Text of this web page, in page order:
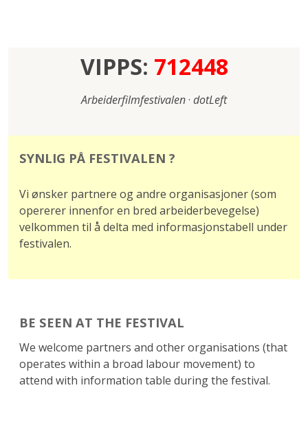
VIPPS: 712448
Arbeiderfilmfestivalen· dotLeft
SYNLIG PÅ FESTIVALEN ?
Vi ønsker partnere og andre organisasjoner (som
opererer innenfor en bred arbeiderbevegelse)
velkommen til å delta med informasjonstabell under
festivalen.
BE SEEN AT THE FESTIVAL
We welcome partners and other organisations (that
operates within a broad labour movement) to
attend with information table during the festival.